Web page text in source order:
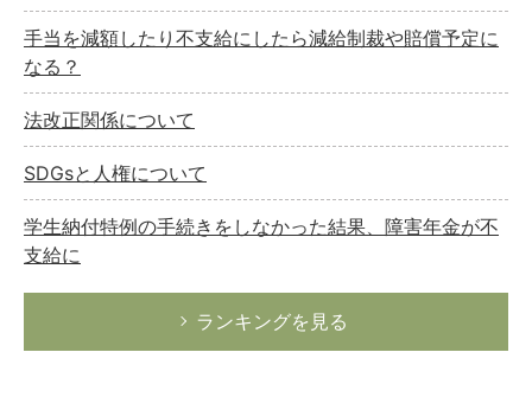
手当を減額したり不支給にしたら減給制裁や賠償予定に
なる？
法改正関係について
SDGsと人権について
学生納付特例の手続きをしなかった結果、障害年金が不
支給に
ランキングを見る